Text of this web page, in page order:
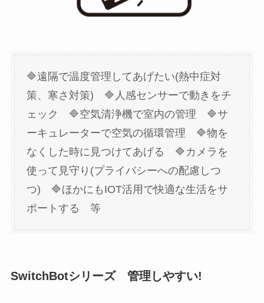
🔷遠隔で温度管理してあげたい(熱中症対
策、寒さ対策) 🔷人感センサーで動きをチ
ェック 🔷空気清浄機で室内の管理 🔷サ
ーキュレーターで空気の循環管理 🔷物を
なくした時に見つけてあげる 🔷カメラを
使って見守り(プライバシーへの配慮しつ
つ) 🔷ほかにもIOT活用で快適な生活をサ
ポートする 等
SwitchBotシリーズ 管理しやすい!